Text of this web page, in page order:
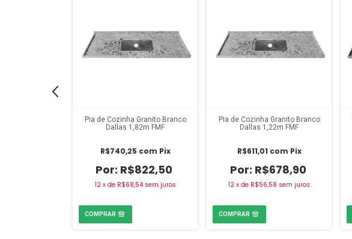
Pia de Cozinha Granito Branco
Dallas 1,82m FMF
R$822,50
R$740,25 com Pix
12 x de R$68,54 sem juros
Pia de Cozinha Granito Branco
Dallas 1,22m FMF
R$678,90
R$611,01 com Pix
12 xde R$56,58 sem juros